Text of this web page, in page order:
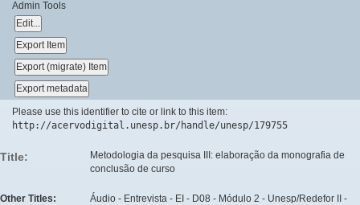
Admin Tools
Please use this identifier to cite or link to this item:
http://acervodigital.unesp.br/handle/unesp/179755
Title:
Metodologia da pesquisa III: elaboração da monografia de
conclusão de curso
Other Titles:
Áudio - Entrevista - EI - D08 - Módulo 2 - Unesp/Redefor II -